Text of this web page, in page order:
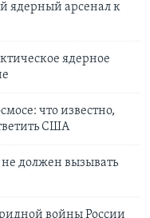
ядерный арсенал к
ядерное
что известно,
США
должен вызывать
войны России